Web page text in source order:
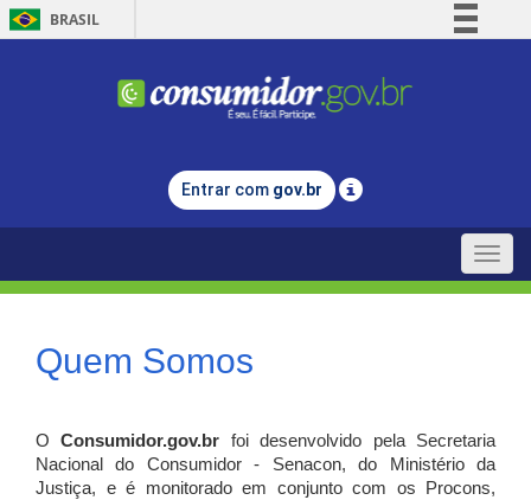
BRASIL
Comunica BR
Legislação
Entrar com gov.br
Toggle
Quem Somos
OConsumidor.gov.br
foi desenvolvido pela Secretaria
Nacional do Consumidor - Senacon, do Ministério da
Justiça, e é monitorado em conjunto com os Procons,